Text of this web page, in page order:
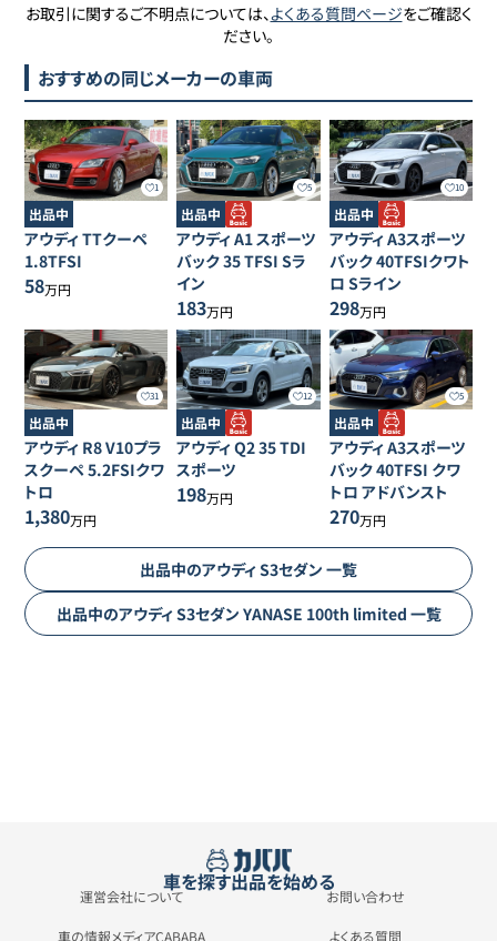
お取引に関するご不明点については、よくある質問ページをご確認く
ださい。
おすすめの同じメーカーの車両
1
出品中
アウディTTクーペ
1.8TFSI
58万円
5
出品中
アウディA1 スポーツ
バック35 TFSI Sラ
イン
183万円
10
出品中
アウディA3スポーツ
バック40TFSIクワト
ロ Sライン
298万円
31
出品中
アウディ R8V10プラ
スクーペ 5.2FSIクワ
トロ
1,380万円
12
出品中
アウディQ235 TDI
スポーツ
198万円
5
出品中
アウディA3スポーツ
バック40TFSI クワ
トロ アドバンスト
270万円
出品中のアウディS3セダン 一覧
出品中のアウディS3セダン YANASE 100th limited 一覧
車を探す出品を始める
運営会社について お問い合わせ
車の情報メディアCABABA よくある質問